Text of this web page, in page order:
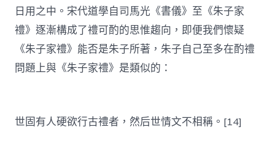
日用之中。宋代道學自司馬光《書儀》至《朱子家
禮》逐漸構成了禮可酌的思惟趨向，即便我們懷疑
《朱子家禮》能否是朱子所著，朱子自己至多在酌禮
問題上與《朱子家禮》是類似的：
世固有人硬欲行古禮者，然后世情文不相稱。[14]